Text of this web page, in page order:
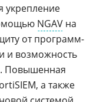
укрепление
NGAV на
от программ-
и возможность
. Повышенная
а также